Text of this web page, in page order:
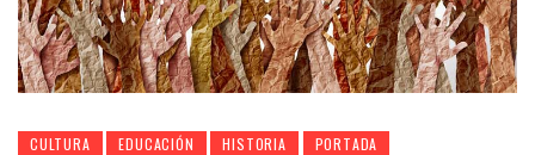
CULTURA EDUCACIÓN HISTORIA PORTADA